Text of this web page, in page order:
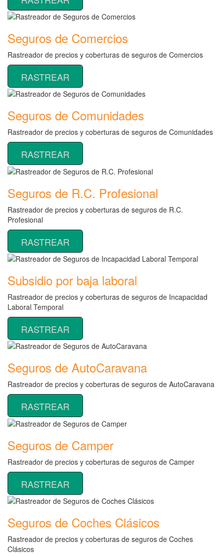
Seguros de Comercios
Rastreador de precios y coberturas de seguros de Comercios
RASTREAR
Seguros de Comunidades
Rastreador de precios y coberturas de seguros de Comunidades
RASTREAR
Seguros de R.C. Profesional
Rastreador de precios y coberturas de seguros de R.C.
Profesional
RASTREAR
Subsidio por baja laboral
Rastreador de precios y coberturas de seguros de Incapacidad
Laboral Temporal
RASTREAR
Seguros de AutoCaravana
Rastreador de precios y coberturas de seguros de AutoCaravana
RASTREAR
Seguros de Camper
Rastreador de precios y coberturas de seguros de Camper
RASTREAR
Seguros de Coches Clásicos
Rastreador de precios y coberturas de seguros de Coches
Clásicos